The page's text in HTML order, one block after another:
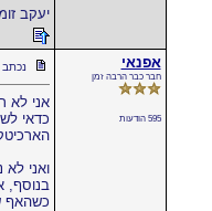
יעקב
אפנאי
חבר כבר הרבה זמן
595 הודעות
נכתב ב - 01/12/
אני לא
כדאי
ואני
בנוסף,
כשהאף